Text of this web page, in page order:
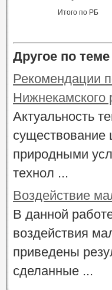
Итого по РБ
Другое по теме
Рекомендации
Нижнекамского
Актуальность
существование
природными
технол ...
Воздействие
В данной
воздействия
приведены
сделанные ...